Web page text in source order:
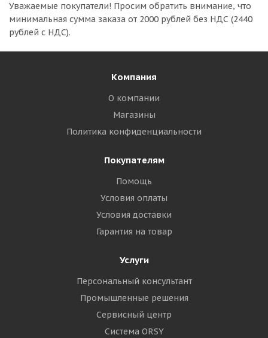
Уважаемые покупатели! Просим обратить внимание, что
минимальная сумма заказа от 2000 рублей без НДС (2440
рублей с НДС).
Компания
О компании
Магазины
Политика конфиденциальности
Покупателям
Помощь
Условия оплаты
Условия доставки
Гарантия на товар
Услуги
Персональный консультант
Промышленные решения
Сервисный центр
Система ORSY